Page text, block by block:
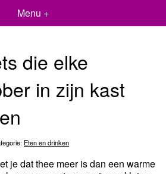
Menu +
die elke
in zijn kast
Eten en drinken
je dat thee meer is dan een warme